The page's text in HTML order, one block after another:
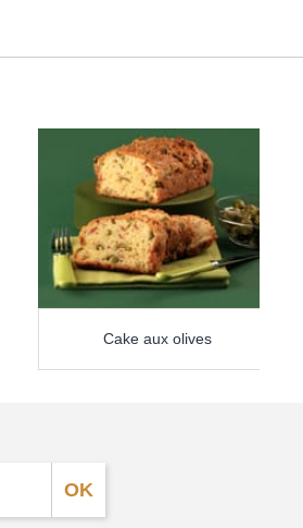
Cake aux olives